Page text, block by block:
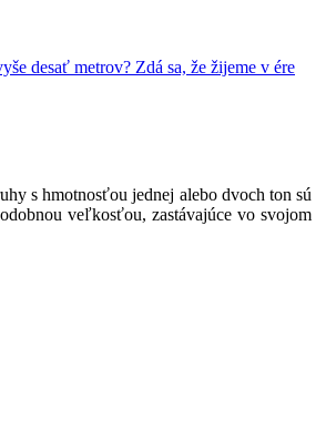
desať metrov? Zdá sa, že žijeme v ére
s hmotnosťou jednej alebo dvoch ton sú
veľkosťou, zastávajúce vo svojom